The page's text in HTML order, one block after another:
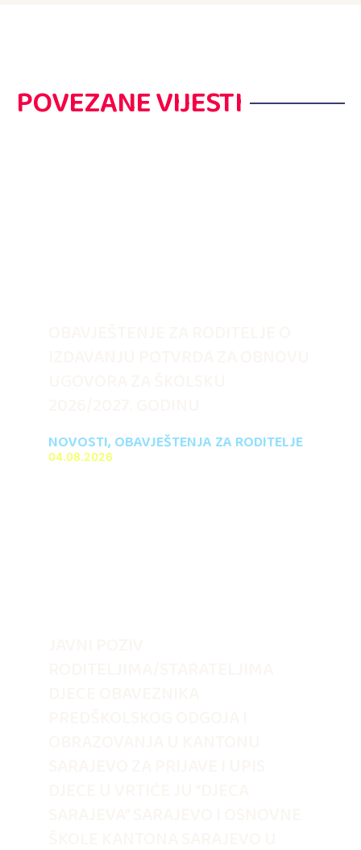
POVEZANE VIJESTI
NOVOSTI, OBAVJEŠTENJA ZA RODITELJE
04.08.2026